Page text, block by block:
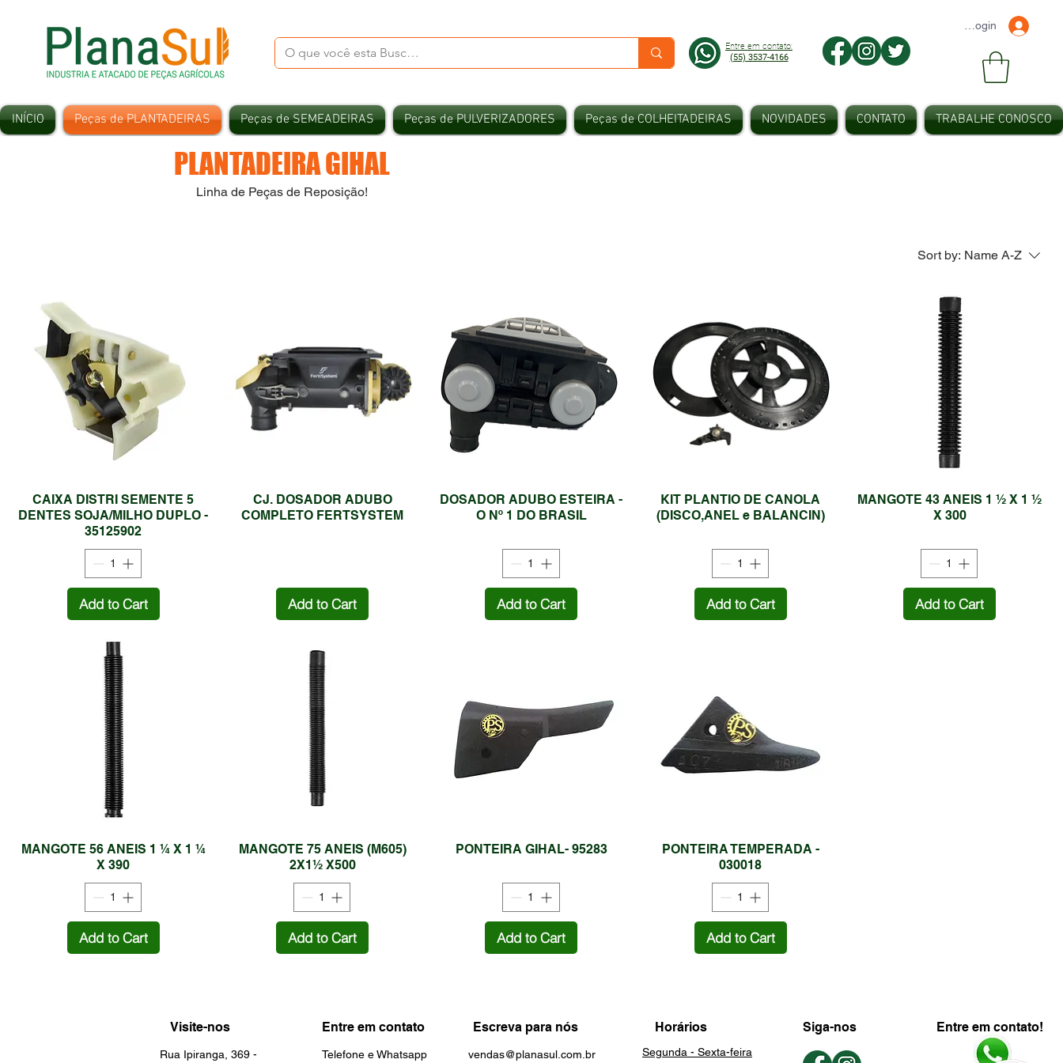
Entre em contato:
(55) 3537-4166
Faça seu Login
INÍCIO Peças de PLANTADEIRAS Peças de SEMEADEIRAS Peças de PULVERIZADORES Peças de COLHEITADEIRAS NOVIDADES CONTATO TRABALHE CONOSCO
PLANTADEIRA GIHAL
Linha de Peças de Reposição!
Sort by: Name A-Z
CAIXA DISTRI SEMENTE 5
DENTES SOJA/MILHO DUPLO -
35125902
Add to Cart
CJ. DOSADOR ADUBO
COMPLETO FERTSYSTEM
Add to Cart
DOSADOR ADUBO ESTEIRA -
O Nº 1 DO BRASIL
Add to Cart
KIT PLANTIO DE CANOLA
(DISCO,ANEL e BALANCIN)
Add to Cart
MANGOTE 43 ANEIS 1 ½ X 1 ½
X 300
Add to Cart
MANGOTE 56 ANEIS 1 ¼ X 1 ¼
X 390
Add to Cart
MANGOTE 75 ANEIS (M605)
2X1½ X500
Add to Cart
PONTEIRA GIHAL- 95283
Add to Cart
PONTEIRA TEMPERADA -
030018
Add to Cart
Visite-nos
Rua Ipiranga, 369 -
Entre em contato
Telefone e Whatsapp
Escreva para nós
vendas@planasul.com.br
Horários
Segunda - Sexta-feira
Siga-nos Entre em contato!